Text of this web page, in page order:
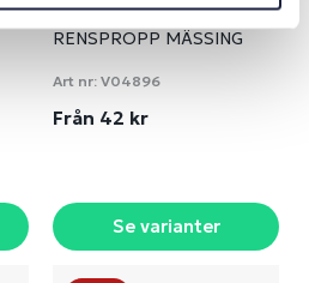
RENSPROPP MÄSSING
Art nr: V04896
Från 42 kr
Se varianter